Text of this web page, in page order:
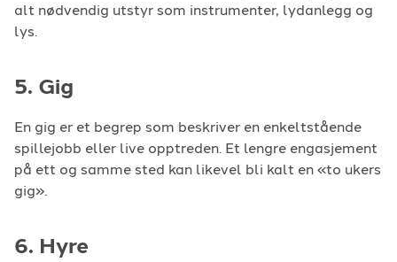
alt nødvendig utstyr som instrumenter, lydanlegg og
lys.
5. Gig
En gig er et begrep som beskriver en enkeltstående
spillejobb eller live opptreden. Et lengre engasjement
på ett og samme sted kan likevel bli kalt en «to ukers
gig».
6. Hyre